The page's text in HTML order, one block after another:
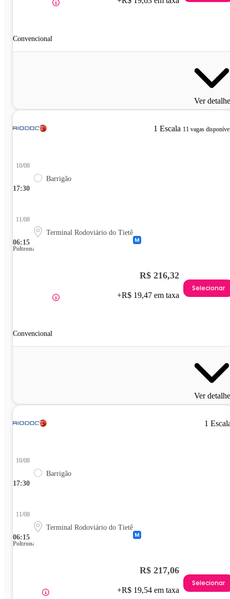
Convencional
Ver
1 Escala 11 vagas
17:30
10/08
Barrigão
06:15
11/08
Terminal Rodoviário do Tietê
Poltrona
Convencional
R$ 216,32
+R$ 19,47 em taxa
Selecionar
Ver
1
17:30
10/08
Barrigão
06:15
11/08
Terminal Rodoviário do Tietê
Poltrona
R$ 217,06
+R$ 19,54 em taxa
Selecionar